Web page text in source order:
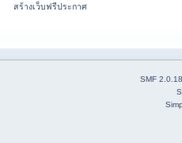
สร้างเว็บฟรีประกาศ
SMF 2.0.18